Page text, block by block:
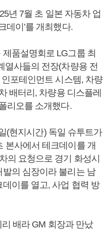
년 7월 초 일본 자동차 업
데이’를 개최했다.
품설명회로 LG그룹 최
열사들의 전장(차량용 전
포테인먼트 시스템, 차량
배터리, 차량용 디스플레
리오를 소개했다.
(현지시간) 독일 슈투트가
본사에서 테크데이를 개
의 요청으로 경기 화성시
의 심장이라 불리는 남
이를 열고, 사업 협력 방
리 배라 GM 회장과 만났